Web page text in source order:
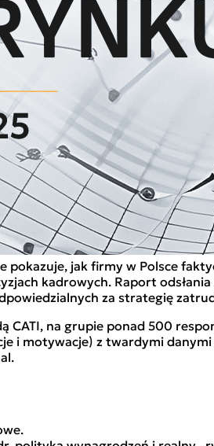
jak firmy w Polsce
kadrowych. Raport
za strategię
CATI, na grupie ponad 500
i motywacje) z twardymi